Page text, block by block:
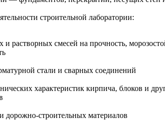
строительной лаборатории:
растворных смесей на прочность,
стали и сварных соединений
характеристик кирпича, блоков и
дорожно-строительных материалов